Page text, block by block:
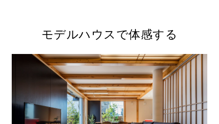
モデルハウスで体感する